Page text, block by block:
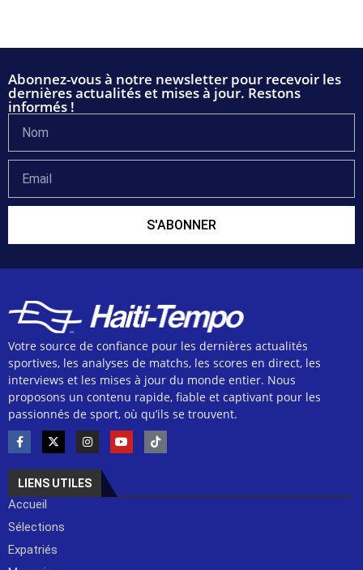
Abonnez-vous à notre newsletter pour recevoir les
dernières actualités et mises à jour. Restons
informés !
S'ABONNER
Votre source de confiance pour les dernières actualités
sportives, les analyses de matchs, les scores en direct, les
interviews et les mises à jour du monde entier. Nous
proposons un contenu rapide, fiable et captivant pour les
passionnés de sport, où qu’ils se trouvent.
LIENS UTILES
Accueil
Sélections
Expatriés